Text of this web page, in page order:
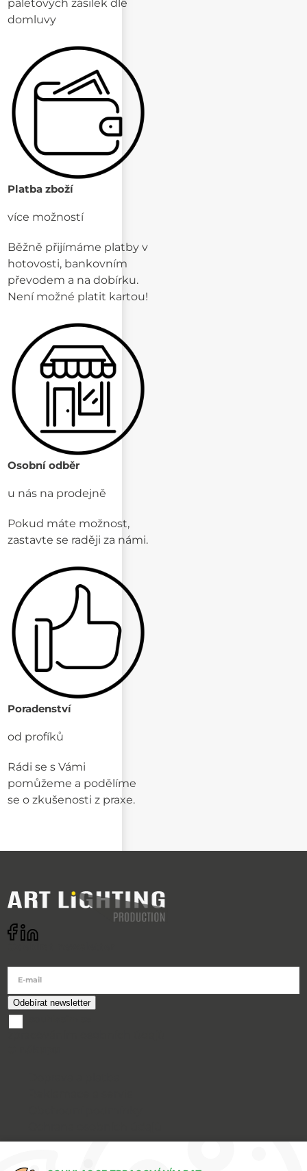
paletových zásilek dle
domluvy
Platba zboží
více možností
Běžně přijímáme platby v
hotovosti, bankovním
převodem a na dobírku.
Není možné platit kartou!
Osobní odběr
u nás na prodejně
Pokud máte možnost,
zastavte se raději za námi.
Poradenství
od profíků
Rádi se s Vámi
pomůžeme a podělíme
se o zkušenosti z praxe.
E-mail